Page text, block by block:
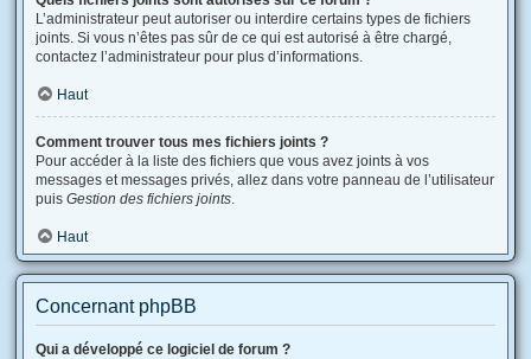
L’administrateur peut autoriser ou interdire certains types de fichiers
joints. Si vous n’êtes pas sûr de ce qui est autorisé à être chargé,
contactez l’administrateur pour plus d’informations.
Haut
Comment trouver tous mes fichiers joints ?
Pour accéder à la liste des fichiers que vous avez joints à vos
messages et messages privés, allez dans votre panneau de l’utilisateur
puis Gestion des fichiers joints.
Haut
Concernant phpBB
Qui a développé ce logiciel de forum ?